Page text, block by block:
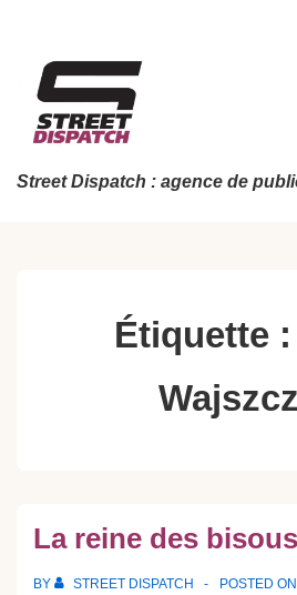
contenu
principal
Street Dispatch : agence de
Étiquette :
La reine des bisous
BY STREET DISPATCH POSTED ON